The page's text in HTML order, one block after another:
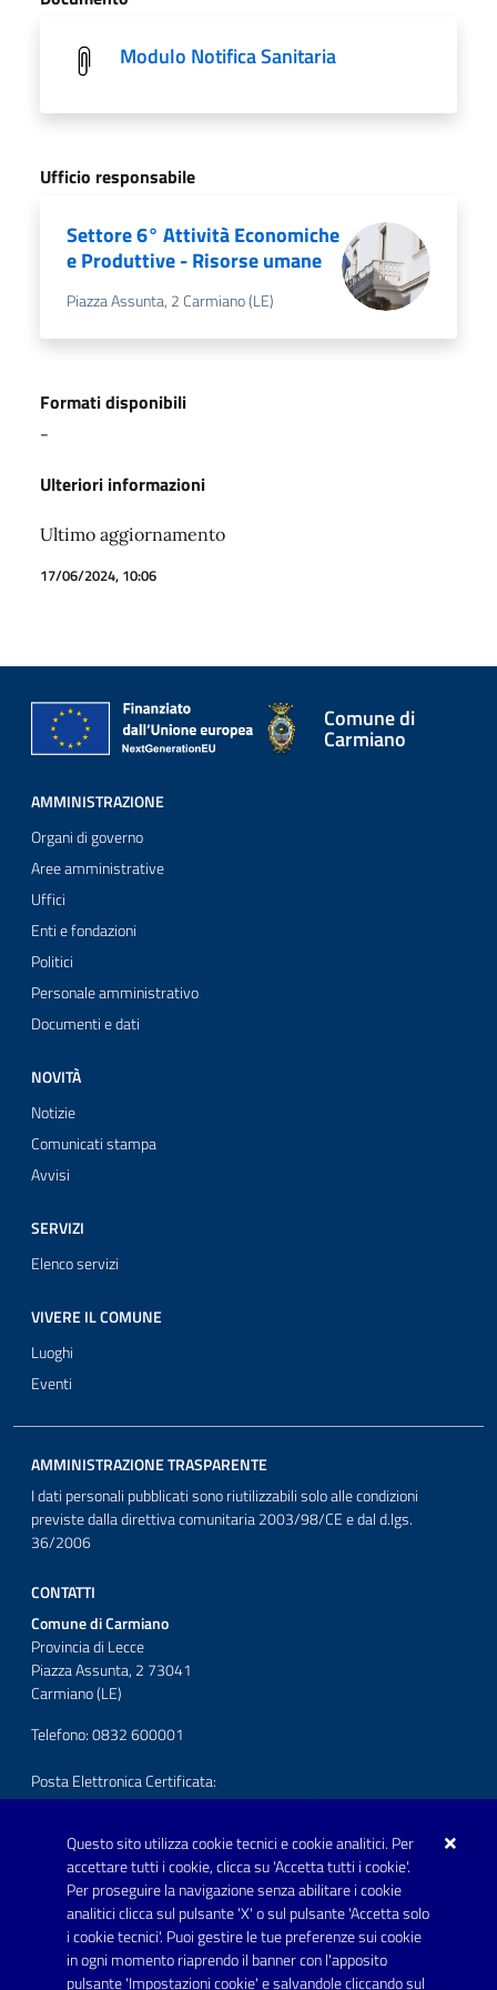
Questo sito utilizza cookie tecnici e cookie analitici. Per
accettare tutti i cookie, clicca su 'Accetta tutti i cookie'.
Per proseguire la navigazione senza abilitare i cookie
analitici clicca sul pulsante 'X' o sul pulsante 'Accetta solo
i cookie tecnici'. Puoi gestire le tue preferenze sui cookie
in ogni momento riaprendo il banner con l'apposito
pulsante 'Impostazioni cookie' e salvandole cliccando sul
Modulo Notifica Sanitaria
Ufficio responsabile
Settore 6° Attività Economiche
e Produttive - Risorse umane
Piazza Assunta, 2 Carmiano (LE)
Formati disponibili
-
Ulteriori informazioni
Ultimo aggiornamento
17/06/2024, 10:06
Comune di
Carmiano
AMMINISTRAZIONE
Organi di governo
Aree amministrative
Uffici
Enti e fondazioni
Politici
Personale amministrativo
Documenti e dati
NOVITÀ
Notizie
Comunicati stampa
Avvisi
SERVIZI
Elenco servizi
VIVERE IL COMUNE
Luoghi
Eventi
AMMINISTRAZIONE TRASPARENTE
I dati personali pubblicati sono riutilizzabili solo alle condizioni
previste dalla direttiva comunitaria 2003/98/CE e dal d.lgs.
36/2006
CONTATTI
Comune di Carmiano
Provincia di Lecce
Piazza Assunta, 2 73041
Carmiano (LE)
Telefono: 0832 600001
Posta Elettronica Certificata:
protocollo.comunecarmiano@pec.rupar.puglia.it
URP - Ufficio Relazioni con il Pubblico
SEGUICI SU
Youtube